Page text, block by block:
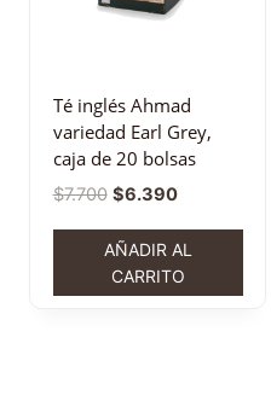
Té inglés Ahmad
variedad Earl Grey,
caja de 20 bolsas
$7.700 $6.390
AÑADIR AL
CARRITO